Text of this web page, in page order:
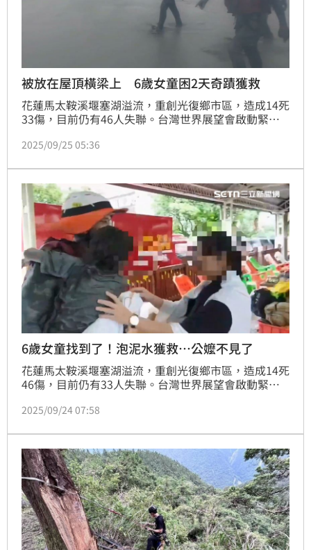
被放在屋頂橫梁上 6歲女童困2天奇蹟獲救
花蓮馬太鞍溪堰塞湖溢流，重創光復鄉市區，造成14死
33傷，目前仍有46人失聯。台灣世界展望會啟動緊急
媽媽心急公布照片協尋。昨（24）日終於傳出好消息，
婆、姑爺將女童托上屋頂橫梁後雙雙失聯。
2025/09/25 05:36
6歲女童找到了！泡泥水獲救…公嬤不見了
花蓮馬太鞍溪堰塞湖溢流，重創光復鄉市區，造成14死
46傷，目前仍有33人失聯。台灣世界展望會啟動緊急
媽媽心急公布照片協尋。今日（24日）終於傳出好消
搜救中。
2025/09/24 07:58